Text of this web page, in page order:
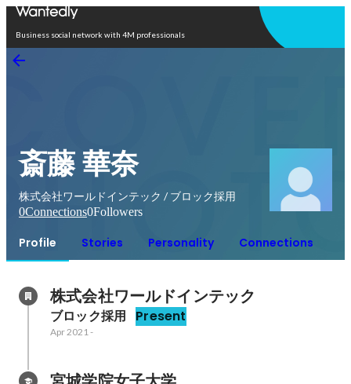
Business social network with 4M professionals
斎藤 華奈
株式会社ワールドインテック / ブロック採用
0Connections0Followers
Profile Stories Personality Connections
株式会社ワールドインテック
ブロック採用 Present
Apr 2021-